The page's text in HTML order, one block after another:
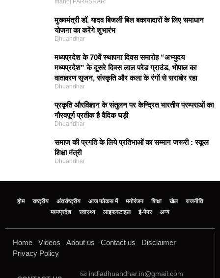
manoj PARASHAR
मुख्यमंत्री डॉ. यादव बिजली बिल बकायादारों के लिए समाधान
योजना का करेंगे शुभारंभ
Dhuandhar
मध्यप्रदेश के 70वें स्थापना दिवस समारोह “अभ्युदय
मध्यप्रदेश” के दूसरे दिवस लाल परेड ग्राउंड, भोपाल का
वातावरण सृजन, संस्कृति और कला के रंगों से सराबोर रहा
Dhuandhar
प्रकृति और‍विज्ञान के संतुलन पर केन्द्रित भारतीय परम्पराओं का
गौरवपूर्ण प्रतीक है वैदिक घड़ी
Dhuandhar
समाज की प्रगति के लिये प्रतिभाओं का सम्मान जरूरी : स्कूल
शिक्षा मंत्री
Dhuandhar
होम राष्ट्रीय अंतर्राष्ट्रीय आज फोकस में मनोरंजन शिक्षा खेल
राजनीति
मध्‍यप्रदेश
स्वास्थ्य लाइफस्टाइल ई-पेपर अन्य
Home Videos About us Contact us
Disclaimer
Privacy Policy
indiadhuandhar.in@gmail.com